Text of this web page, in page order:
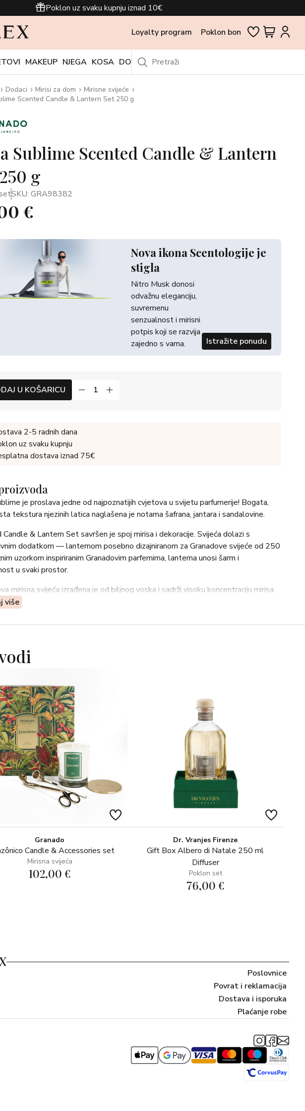
Poklon uz svaku kupnju iznad 10€
Loyalty program Poklon bon
MAKEUP NJEGA KOSA DODACI OUTLET
Dodaci Mirisi za dom
Mirisne svijeće
Scented Candle & Lantern Set 250 g
Sublime Scented Candle & Lantern
g
SKU: GRA98382
€
Nova ikona Scentologije je
stigla
Nitro Musk donosi
odvažnu eleganciju,
suvremenu
senzualnost i mirisni
potpis koji se razvija
zajedno s vama.
Istražite ponudu
U KOŠARICU
2-5 radnih dana
uz svaku kupnju
dostava iznad 75€
je proslava jedne od najpoznatijih cvjetova u svijetu parfumerije! Bogata,
tekstura njezinih latica naglašena je notama šafrana, jantara i sandalovine.
Candle & Lantern Set savršen je spoj mirisa i dekoracije. Svijeća dolazi s
dodatkom — lanternom posebno dizajniranom za Granadove svijeće od 250
uzorkom inspiriranim Granadovim parfemima, lanterna unosi šarm i
u svaki prostor.
mirisna svijeća izrađena je od biljnog voska i sadrži visoku koncentraciju mirisa.
% prirodnog pamuka osigurava stabilno gorenje uz niski porast temperature.
mirisna svijeća 250 g
više
Granado
Candle & Accessories set
Mirisna svijeća
102,00 €
Dr. Vranjes Firenze
Gift Box Albero di Natale 250 ml
Diffuser
Poklon set
76,00 €
Poslovnice
Povrat i reklamacija
Dostava i isporuka
Plaćanje robe